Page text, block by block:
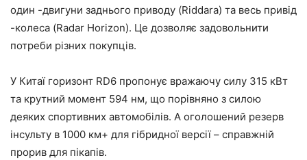
один -двигуни заднього приводу (Riddara) та весь привід
-колеса (Radar Horizon). Це дозволяє задовольнити
потреби різних покупців.
У Китаї горизонт RD6 пропонує вражаючу силу 315 кВт
та крутний момент 594 нм, що порівняно з силою
деяких спортивних автомобілів. А оголошений резерв
інсульту в 1000 км+ для гібридної версії – справжній
прорив для пікапів.